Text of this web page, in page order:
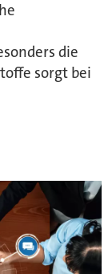
die
sorgt bei